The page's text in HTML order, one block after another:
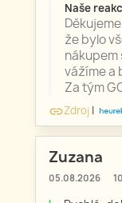
Naše
že bylo
nákupem
vážíme a
Za tým
linkZdroj |
Zuzana
05.08.2026